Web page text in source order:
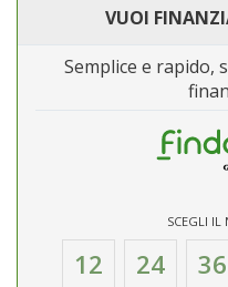
VUOI
Semplice e rapido,
SCEGLI IL
12 24 36